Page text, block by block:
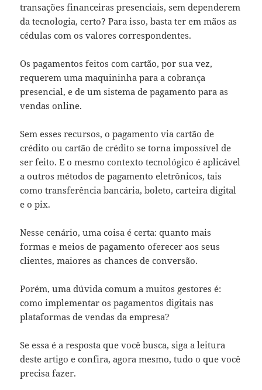
transações financeiras presenciais, sem dependerem
da tecnologia, certo? Para isso, basta ter em mãos as
cédulas com os valores correspondentes.
Os pagamentos feitos com cartão, por sua vez,
requerem uma maquininha para a cobrança
presencial, e de um sistema de pagamento para as
vendas online.
Sem esses recursos, o pagamento via cartão de
crédito ou cartão de crédito se torna impossível de
ser feito. E o mesmo contexto tecnológico é aplicável
a outros métodos de pagamento eletrônicos, tais
como transferência bancária, boleto, carteira digital
e o pix.
Nesse cenário, uma coisa é certa: quanto mais
formas e meios de pagamento oferecer aos seus
clientes, maiores as chances de conversão.
Porém, uma dúvida comum a muitos gestores é:
como implementar os pagamentos digitais nas
plataformas de vendas da empresa?
Se essa é a resposta que você busca, siga a leitura
deste artigo e confira, agora mesmo, tudo o que você
precisa fazer.